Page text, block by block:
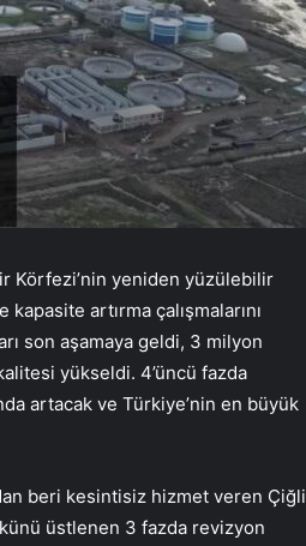
Körfezi’nin yeniden yüzülebilir
artırma çalışmalarını
son aşamaya geldi, 3 milyon
yükseldi. 4’üncü fazda
artacak ve Türkiye’nin en büyük
beri kesintisiz hizmet veren Çiğli
üstlenen 3 fazda revizyon